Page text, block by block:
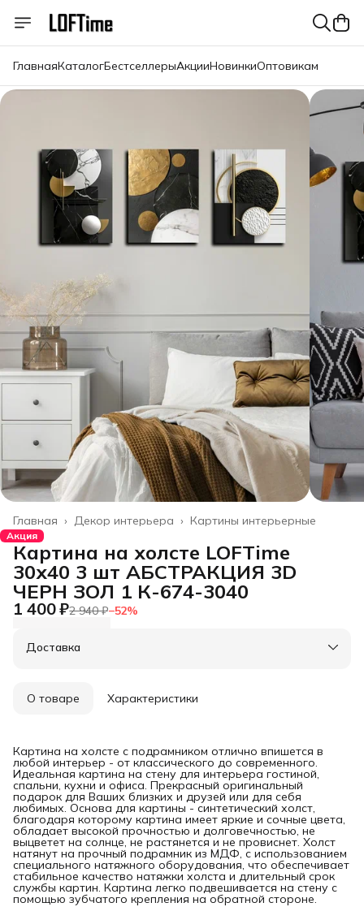
ГлавнаяКаталогБестселлерыАкцииНовинкиОптовикам
Картины интерьерные
Декор интерьера ›
Главная ›
Акция
Картина на холсте LOFTime
30х40 3 шт АБСТРАКЦИЯ 3D
ЧЕРН ЗОЛ 1 К-674-3040
1 400 ₽2 940 ₽−52%
Доставка
О товаре Характеристики
Картина на холсте с подрамником отлично впишется в
любой интерьер - от классического до современного.
Идеальная картина на стену для интерьера гостиной,
спальни, кухни и офиса. Прекрасный оригинальный
подарок для Ваших близких и друзей или для себя
любимых. Основа для картины - синтетический холст,
благодаря которому картина имеет яркие и сочные цвета,
обладает высокой прочностью и долговечностью, не
выцветет на солнце, не растянется и не провиснет. Холст
натянут на прочный подрамник из МДФ, с использованием
специального натяжного оборудования, что обеспечивает
стабильное качество натяжки холста и длительный срок
службы картин. Картина легко подвешивается на стену с
помощью зубчатого крепления на обратной стороне.